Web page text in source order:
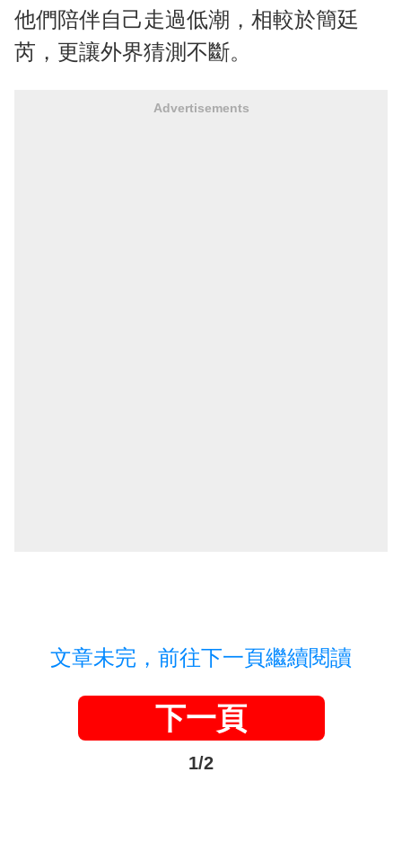
他們陪伴自己走過低潮，相較於簡廷
芮，更讓外界猜測不斷。
Advertisements
文章未完，前往下一頁繼續閱讀
下一頁
1/2